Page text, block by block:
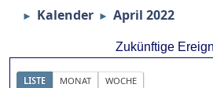
► Kalender ► April 2022
Zukünftige
LISTE MONAT WOCHE